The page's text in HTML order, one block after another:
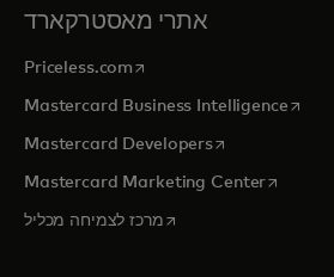
אתרי מאסטרקארד
Priceless.com opens in a new tab
Mastercard Business Intelligence
Mastercard Developersopens in a new
Mastercard Marketing Centeropens in
מרכז לצמיחה מכלילopens in a new tab